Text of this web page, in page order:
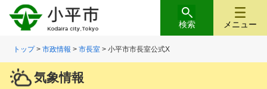
メニュー
検索
トップ>市政情報 >市長室 > 小平市市長室公式X
気象情報